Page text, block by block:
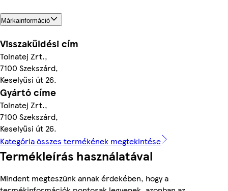
Márkainformáció
Visszaküldési cím
Tolnatej Zrt.,
7100 Szekszárd,
Keselyűsi út 26.
Gyártó címe
Tolnatej Zrt.,
7100 Szekszárd,
Keselyűsi út 26.
Kategória összes termékének megtekintése
Termékleírás használatával
Mindent megteszünk annak érdekében, hogy a